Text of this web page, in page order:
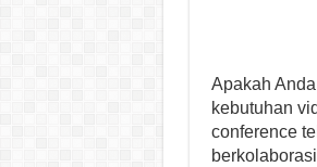
Apakah
kebutuhan
conference